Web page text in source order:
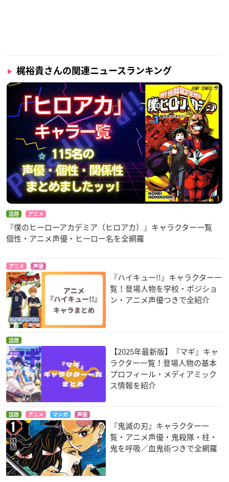
梶裕貴さんの関連ニュースランキング
話題 アニメ
『僕のヒーローアカデミア（ヒロアカ）』キャラクター一覧
個性・アニメ声優・ヒーロー名を全網羅
アニメ 声優
『ハイキュー!!』キャラクター一
覧！登場人物を学校・ポジショ
ン・アニメ声優つきで全紹介
話題
【2025年最新版】『マギ』キャ
ラクター一覧！登場人物の基本
プロフィール・メディアミック
ス情報を紹介
話題 アニメ マンガ 声優
『鬼滅の刃』キャラクター一
覧・アニメ声優・鬼殺隊・柱・
鬼を呼吸／血鬼術つきで全網羅